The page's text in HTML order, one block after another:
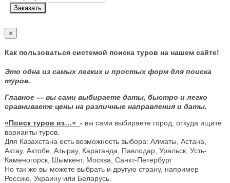
Заказать
×
Как пользоваться системой поиска туров на нашем сайте!
Это одна из самых легких и простых форм для поиска
туров.
Главное — вы сами выбираете даты, быстро и легко
сравниваете цены на различные направления и даты.
«Поиск туров из…» - вы сами выбираете город, откуда ищите
варианты туров.
Для Казахстана есть возможность выбора: Алматы, Астана,
Актау, Актобе, Атырау, Караганда, Павлодар, Уральск, Усть-
Каменогорск, Шымкент, Москва, Санкт-Петербург
Но так же вы можете выбрать и другую страну, например
Россию, Украину или Беларусь.